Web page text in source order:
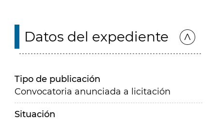
Datos del expediente
Tipo de publicación
Convocatoria anunciada a licitación
Situación